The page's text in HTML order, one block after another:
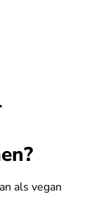
als vegan